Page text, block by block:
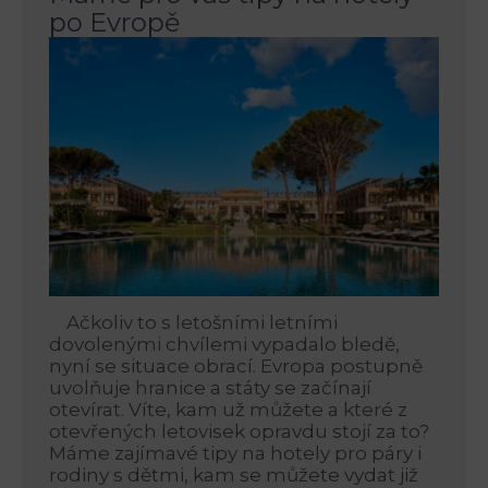
po Evropě
Ačkoliv to s letošními letními
dovolenými chvílemi vypadalo bledě,
nyní se situace obrací. Evropa postupně
uvolňuje hranice a státy se začínají
otevírat. Víte, kam už můžete a které z
otevřených letovisek opravdu stojí za to?
Máme zajímavé tipy na hotely pro páry i
rodiny s dětmi, kam se můžete vydat již